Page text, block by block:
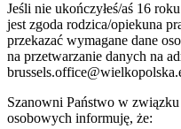
Jeśli nie ukończyłeś/aś 16
jest zgoda rodzica/opiekuna
przekazać wymagane dane
na przetwarzanie danych na
Szanowni Państwo w
osobowych informuję, że: